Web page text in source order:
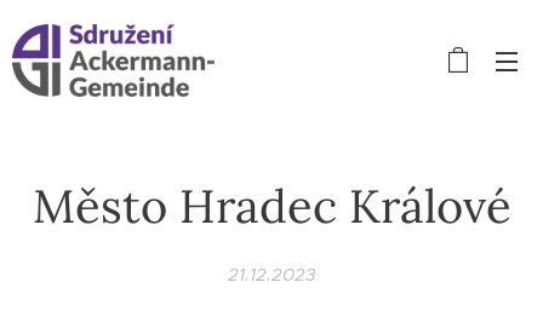
Město Hradec Králové
21.12.2023